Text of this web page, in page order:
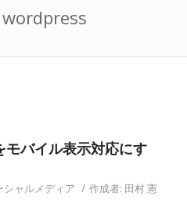
バイル表示対応にす
シャルメディア / 作成者: 田村 憲